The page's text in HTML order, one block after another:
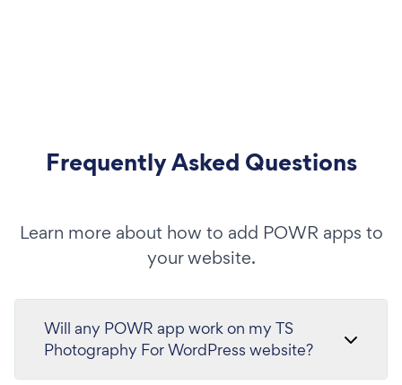
Frequently Asked Questions
Learn more about how to add POWR apps to
your website.
Will any POWR app work on my TS
Photography For WordPress website?